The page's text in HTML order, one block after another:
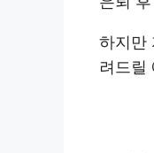
하지만
려드릴